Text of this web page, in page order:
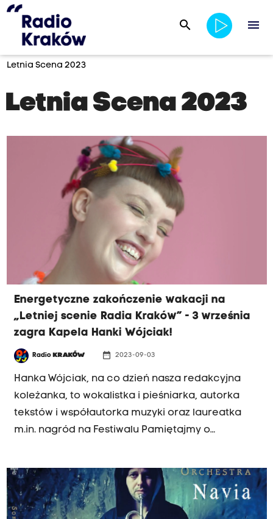
search menu
Letnia Scena 2023
Letnia Scena 2023
Energetyczne zakończenie wakacji na
„Letniej scenie Radia Kraków” - 3 września
zagra Kapela Hanki Wójciak!
Radio KRAKÓW date_range 2023-09-03
Hanka Wójciak, na co dzień nasza redakcyjna
koleżanka, to wokalistka i pieśniarka, autorka
tekstów i współautorka muzyki oraz laureatka
m.in. nagród na Festiwalu Pamiętajmy o
Festival. W 2022 roku Hanka Wójciak została
uhonorowana nagrodą Miasta Zakopane „Siła
korzeni” - przyznawaną za osiągnięcia w